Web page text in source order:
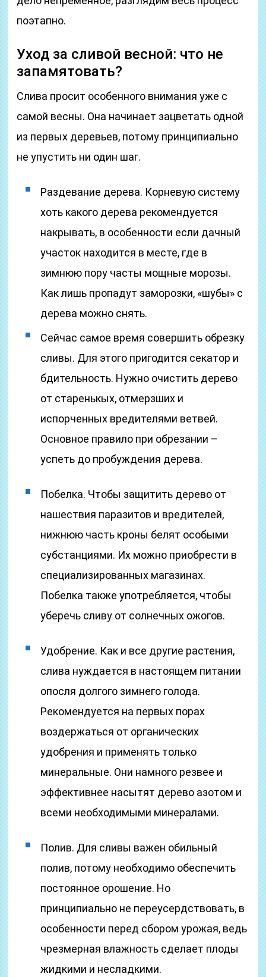
поэтапно.
Уход за сливой весной: что не
запамятовать?
Слива просит особенного внимания уже с
самой весны. Она начинает зацветать одной
из первых деревьев, потому принципиально
не упустить ни один шаг.
Раздевание дерева. Корневую систему
хоть какого дерева рекомендуется
накрывать, в особенности если дачный
участок находится в месте, где в
зимнюю пору часты мощные морозы.
Как лишь пропадут заморозки, «шубы» с
дерева можно снять.
Сейчас самое время совершить обрезку
сливы. Для этого пригодится секатор и
бдительность. Нужно очистить дерево
от старенькых, отмерзших и
испорченных вредителями ветвей.
Основное правило при обрезании –
успеть до пробуждения дерева.
Побелка. Чтобы защитить дерево от
нашествия паразитов и вредителей,
нижнюю часть кроны белят особыми
субстанциями. Их можно приобрести в
специализированных магазинах.
Побелка также употребляется, чтобы
уберечь сливу от солнечных ожогов.
Удобрение. Как и все другие растения,
слива нуждается в настоящем питании
опосля долгого зимнего голода.
Рекомендуется на первых порах
воздержаться от органических
удобрения и применять только
минеральные. Они намного резвее и
эффективнее насытят дерево азотом и
всеми необходимыми минералами.
Полив. Для сливы важен обильный
полив, потому необходимо обеспечить
постоянное орошение. Но
принципиально не переусердствовать, в
особенности перед сбором урожая, ведь
чрезмерная влажность сделает плоды
жидкими и несладкими.